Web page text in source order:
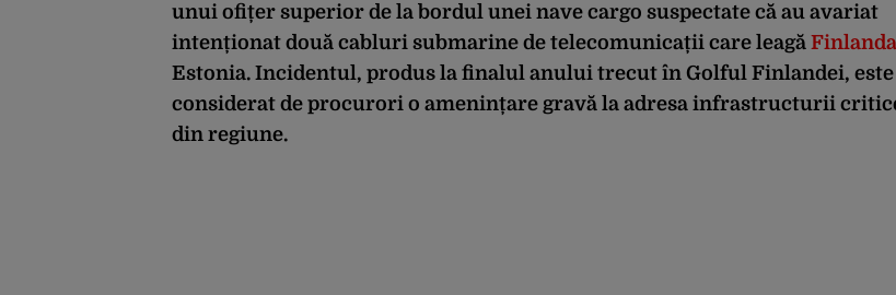
unui ofițer superior de la bordul unei nave cargo suspectate că au avariat
intenționat două cabluri submarine de telecomunicații care leagă Finlanda
Estonia. Incidentul, produs la finalul anului trecut în Golful Finlandei, este
considerat de procurori o amenințare gravă la adresa infrastructurii
din regiune.